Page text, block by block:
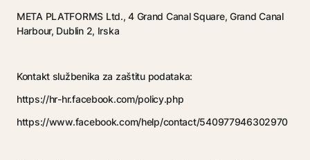
META PLATFORMS Ltd., 4 Grand Canal Square, Grand Canal
Harbour, Dublin 2, Irska
Kontakt službenika za zaštitu podataka:
https://hr-hr.facebook.com/policy.php
https://www.facebook.com/help/contact/540977946302970